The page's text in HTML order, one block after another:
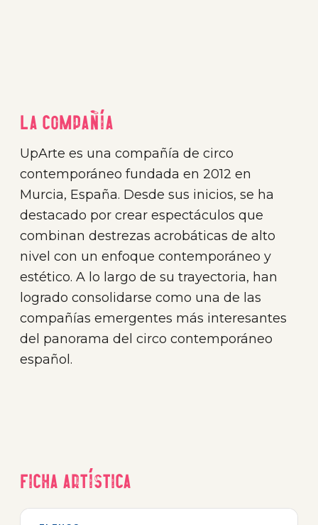
La compañía
UpArte es una compañía de circo
contemporáneo fundada en 2012 en
Murcia, España. Desde sus inicios, se ha
destacado por crear espectáculos que
combinan destrezas acrobáticas de alto
nivel con un enfoque contemporáneo y
estético. A lo largo de su trayectoria, han
logrado consolidarse como una de las
compañías emergentes más interesantes
del panorama del circo contemporáneo
español.
Ficha artística